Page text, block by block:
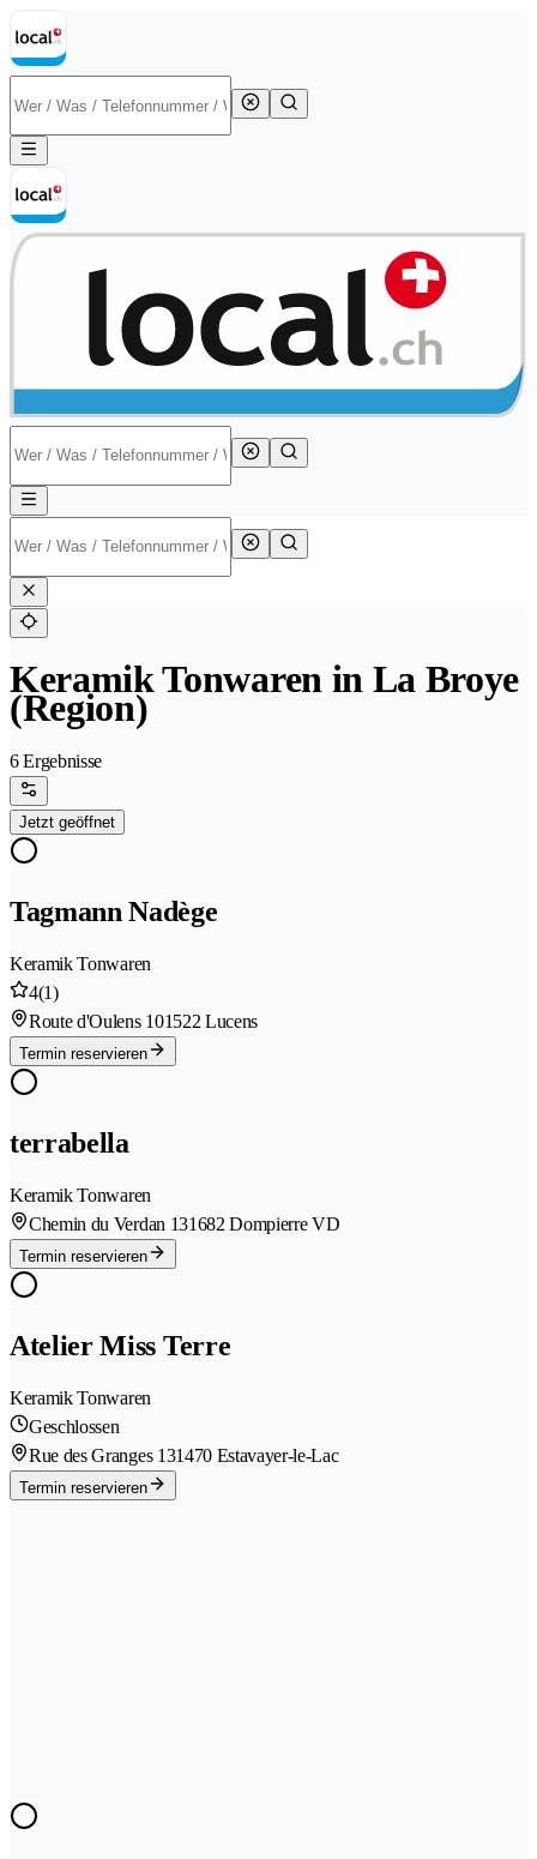
Keramik Tonwaren in La Broye
(Region)
6 Ergebnisse
Jetzt geöffnet
Tagmann Nadège
Keramik Tonwaren
4(1)
Route d'Oulens 101522 Lucens
Termin reservieren
terrabella
Keramik Tonwaren
Chemin du Verdan 131682 Dompierre VD
Termin reservieren
Atelier Miss Terre
Keramik Tonwaren
Geschlossen
Rue des Granges 131470 Estavayer-le-Lac
Termin reservieren